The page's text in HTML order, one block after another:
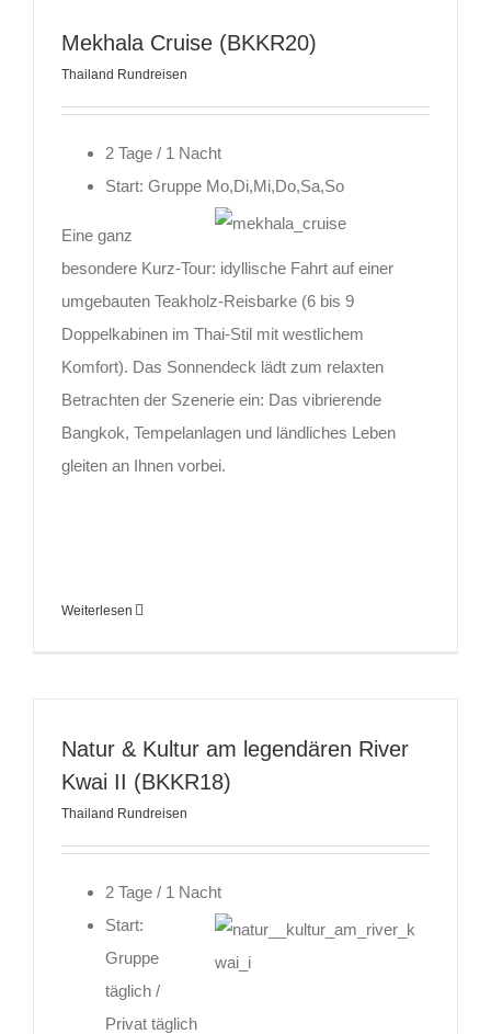
Mekhala Cruise (BKKR20)
Thailand Rundreisen
2 Tage / 1 Nacht
Start: Gruppe Mo,Di,Mi,Do,Sa,So
Eine ganz
besondere Kurz-Tour: idyllische Fahrt auf einer
umgebauten Teakholz-Reisbarke (6 bis 9
Doppelkabinen im Thai-Stil mit westlichem
Komfort). Das Sonnendeck lädt zum relaxten
Betrachten der Szenerie ein: Das vibrierende
Bangkok, Tempelanlagen und ländliches Leben
gleiten an Ihnen vorbei.
Weiterlesen
Natur & Kultur am legendären River
Kwai II (BKKR18)
Thailand Rundreisen
2 Tage / 1 Nacht
Start:
Gruppe
täglich /
Privat täglich